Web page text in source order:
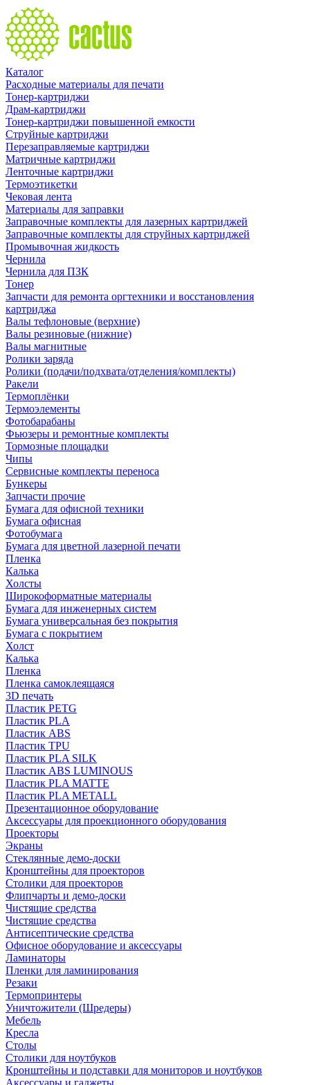
Каталог
Расходные материалы для печати
Тонер-картриджи
Драм-картриджи
Тонер-картриджи повышенной емкости
Струйные картриджи
Перезаправляемые картриджи
Матричные картриджи
Ленточные картриджи
Термоэтикетки
Чековая лента
Материалы для заправки
Заправочные комплекты для лазерных картриджей
Заправочные комплекты для струйных картриджей
Промывочная жидкость
Чернила
Чернила для ПЗК
Тонер
Запчасти для ремонта оргтехники и восстановления
картриджа
Валы тефлоновые (верхние)
Валы резиновые (нижние)
Валы магнитные
Ролики заряда
Ролики (подачи/подхвата/отделения/комплекты)
Ракели
Термоплёнки
Термоэлементы
Фотобарабаны
Фьюзеры и ремонтные комплекты
Тормозные площадки
Чипы
Сервисные комплекты переноса
Бункеры
Запчасти прочие
Бумага для офисной техники
Бумага офисная
Фотобумага
Бумага для цветной лазерной печати
Пленка
Калька
Холсты
Широкоформатные материалы
Бумага для инженерных систем
Бумага универсальная без покрытия
Бумага с покрытием
Холст
Калька
Пленка
Пленка самоклеящаяся
3D печать
Пластик PETG
Пластик PLA
Пластик ABS
Пластик TPU
Пластик PLA SILK
Пластик ABS LUMINOUS
Пластик PLA MATTE
Пластик PLA METALL
Презентационное оборудование
Аксессуары для проекционного оборудования
Проекторы
Экраны
Стеклянные демо-доски
Кронштейны для проекторов
Столики для проекторов
Флипчарты и демо-доски
Чистящие средства
Чистящие средства
Антисептические средства
Офисное оборудование и аксессуары
Ламинаторы
Пленки для ламинирования
Резаки
Термопринтеры
Уничтожители (Шредеры)
Мебель
Кресла
Столы
Столики для ноутбуков
Кронштейны и подставки для мониторов и ноутбуков
Аксессуары и гаджеты